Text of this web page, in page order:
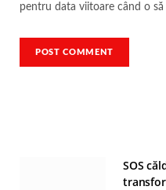
pentru data viitoare când o să
SOS